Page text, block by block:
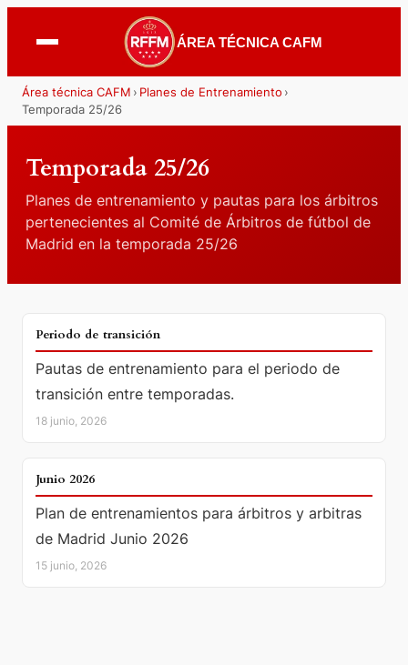
ÁREA TÉCNICA CAFM
Área técnica CAFM › Planes de Entrenamiento ›
Temporada 25/26
Temporada 25/26
Planes de entrenamiento y pautas para los árbitros
pertenecientes al Comité de Árbitros de fútbol de
Madrid en la temporada 25/26
PERIODO DE TRANSICIÓN
Periodo de transición
Pautas de entrenamiento para el periodo de
transición entre temporadas.
18 junio, 2026
JUNIO 2026
Junio 2026
Plan de entrenamientos para árbitros y arbitras
de Madrid Junio 2026
15 junio, 2026